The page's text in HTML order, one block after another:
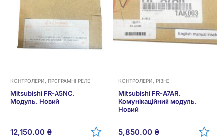
КОНТРОЛЕРИ, ПРОГРАМНІ РЕЛЕ
Mitsubishi FR-A5NC.
Модуль. Новий
12,150.00 ₴
КОНТРОЛЕРИ, РІЗНЕ
Mitsubishi FR-A7AR.
Комунікаційний модуль.
Новий
5,850.00 ₴